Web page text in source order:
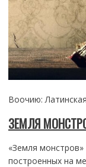
Воочию:
ЗЕМЛЯ
«Земля
построенных на